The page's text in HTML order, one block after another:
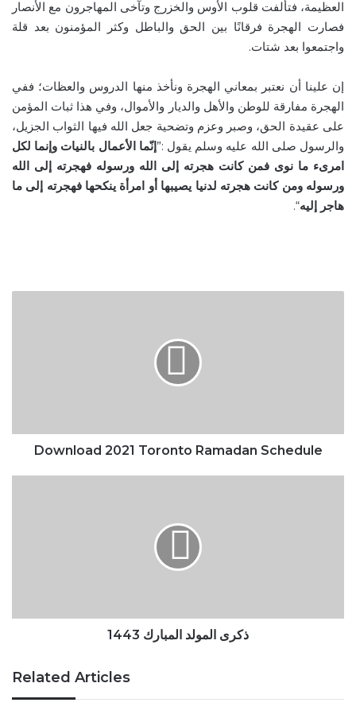
العظيمة، فتألفت قلوب الأوس والخزرج وتآخى المهاجرون مع الأنصار
فصارت الهجرة فرقانًا بين الحق والباطل وكثر المؤمنون بعد قلة
واجتمعوا بعد شتات.
إن علينا أن نعتبر بمعاني الهجرة ونأخذ منها الدروس والعظات؛ ففي
الهجرة مفارقة للوطن والأهل والديار والأموال، وفي هذا ثبات المؤمن
على عقيدة الحق، وصبر وعزم وتضحية جعل الله فيها الثواب الجزيل،
والرسول صلى الله عليه وسلم يقول :”إنّما الأعمال بالنيات وإنما لكل
امرىء ما نوى فمن كانت هجرته إلى الله ورسوله فهجرته إلى الله
ورسوله ومن كانت هجرته لدنيا يصيبها أو امرأة ينكحها فهجرته إلى ما
هاجر إليه“.
Download 2021 Toronto Ramadan Schedule
ذكرى المولد المبارك 1443
Related Articles